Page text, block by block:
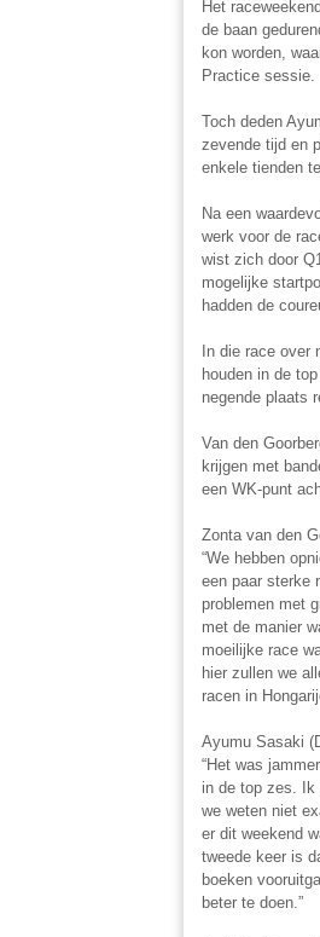
Het
de baan
kon worden,
Practice sessie.
Toch deden
zevende tijd en
enkele tienden
Na een
werk voor de
wist zich door
mogelijke
hadden de
In die race over
houden in de
negende plaats
Van den
krijgen met
een WK-punt
Zonta van den
“We hebben
een paar sterke
problemen met
met de manier
moeilijke race
hier zullen we
racen in
Ayumu Sasaki
“Het was
in de top zes. Ik
we weten niet
er dit weekend
tweede keer is
boeken
beter te doen.”